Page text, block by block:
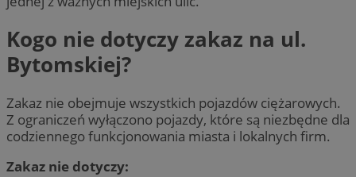
Kogo nie dotyczy zakaz na ul.
Bytomskiej?
Zakaz nie obejmuje wszystkich pojazdów ciężarowych.
Z ograniczeń wyłączono pojazdy, które są niezbędne dla
codziennego funkcjonowania miasta i lokalnych firm.
Zakaz nie dotyczy: